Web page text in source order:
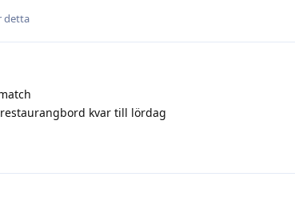
detta
kvar till lördag